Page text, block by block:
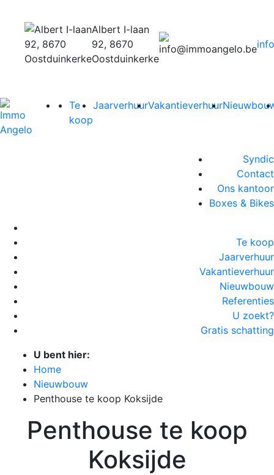
Albert I-laan
92, 8670
Oostduinkerke
Te
koop
JaarverhuurVakantieverhuur
Syndic
Contact
Ons kantoor
Boxes & Bikes
Te koop
Jaarverhuur
Vakantieverhuur
Nieuwbouw
Referenties
U zoekt?
Gratis schatting
U bent hier:
Home
Nieuwbouw
Penthouse te koop Koksijde
Penthouse te koop
Koksijde